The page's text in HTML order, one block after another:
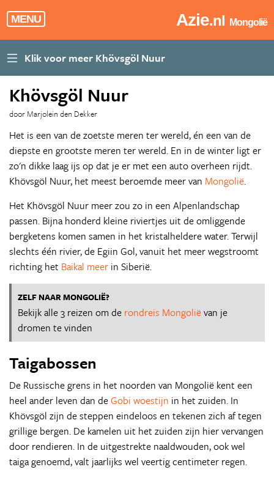
MENU Azie.nl Mongolië
Khövsgöl Nuur
door Marjolein den Dekker
Het is een van de zoetste meren ter wereld, én een van de
diepste en grootste meren ter wereld. En in de winter ligt er
zo'n dikke laag ijs op dat je er met een auto overheen rijdt.
Khövsgöl Nuur, het meest beroemde meer van Mongolië.
Het Khövsgöl Nuur meer zou zo in een Alpenlandschap
passen. Bijna honderd kleine riviertjes uit de omliggende
bergketens komen samen in het kristalheldere water. Terwijl
slechts één rivier, de Egiin Gol, vanuit het meer wegstroomt
richting het Baikal meer in Siberië.
ZELF NAAR MONGOLIË?
Bekijk alle 3 reizen om de rondreis Mongoliëvan je
dromen te vinden
Taigabossen
De Russische grens in het noorden van Mongolië kent een
heel ander leven dan deGobi woestijn in het zuiden. In
Khövsgöl zijn de steppen eindeloos en tekenen zich af tegen
grillige bergen. De kamelen uit het zuiden zijn hier vervangen
door rendieren. In de uitgestrekte naaldwouden, ook wel
taiga genoemd, valt jaarlijks wel veertig centimeter regen.